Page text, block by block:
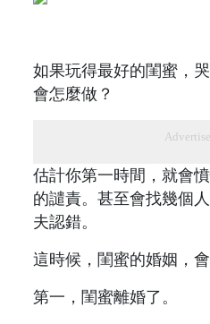
如果玩得最好的閨蜜，
會怎麼做？
估計你第一時間，就會
的譴責。甚至會找幾個
夫認錯。
這時候，閨蜜的婚姻，會
第一，閨蜜離婚了。